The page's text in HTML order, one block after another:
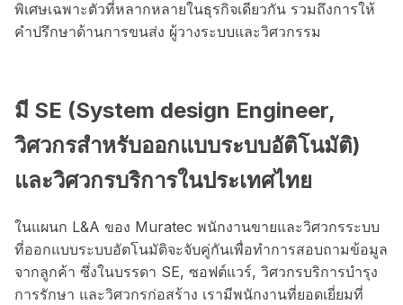
พิเศษเฉพาะตัวที่หลากหลายในธุรกิจเดียวกัน รวมถึงการให้
คำปรึกษาด้านการขนส่ง ผู้วางระบบและวิศวกรรม
มี SE (System design Engineer,
วิศวกรสำหรับออกแบบระบบอัติโนมัติ)
และวิศวกรบริการในประเทศไทย
ในแผนก L&A ของ Muratec พนักงานขายและวิศวกรระบบ
ที่ออกแบบระบบอัตโนมัติจะจับคู่กันเพื่อทำการสอบถามข้อมูล
จากลูกค้า ซึ่งในบรรดา SE, ซอฟต์แวร์, วิศวกรบริการบำรุง
การรักษา และวิศวกรก่อสร้าง เรามีพนักงานที่ยอดเยี่ยมที่